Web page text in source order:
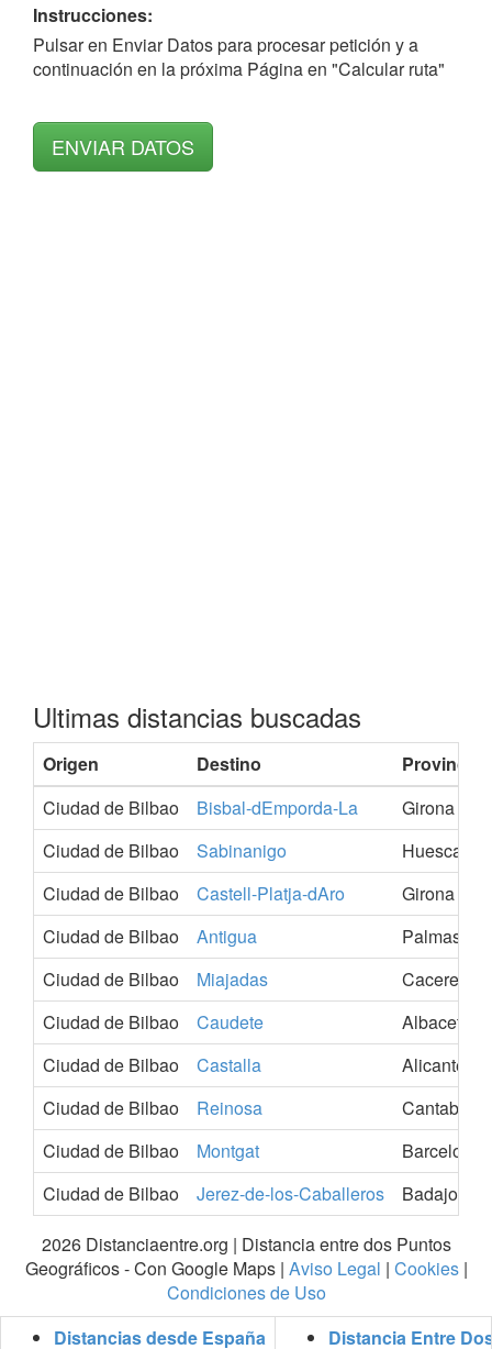
Instrucciones:
Pulsar en Enviar Datos para procesar petición y a
continuación en la próxima Página en "Calcular ruta"
Ultimas distancias buscadas
Origen Destino
Provincia
Ciudad de Bilbao
Bisbal-dEmporda-La
Girona
Ciudad de Bilbao
Sabinanigo
Huesca
Ciudad de Bilbao
Castell-Platja-dAro
Girona
Ciudad de Bilbao
Antigua
Palmas-
Ciudad de Bilbao
Miajadas
Caceres
Ciudad de Bilbao
Caudete
Albacete
Ciudad de Bilbao
Castalla
Alicante-
Ciudad de Bilbao
Reinosa
Cantabria
Ciudad de Bilbao
Montgat
Barcelona
Ciudad de Bilbao
Jerez-de-los-Caballeros
Badajoz
2026 Distanciaentre.org | Distancia entre dos Puntos
Geográficos - Con Google Maps | Aviso Legal | Cookies|
Condiciones de Uso
Distancias desde España
Distancia Entre